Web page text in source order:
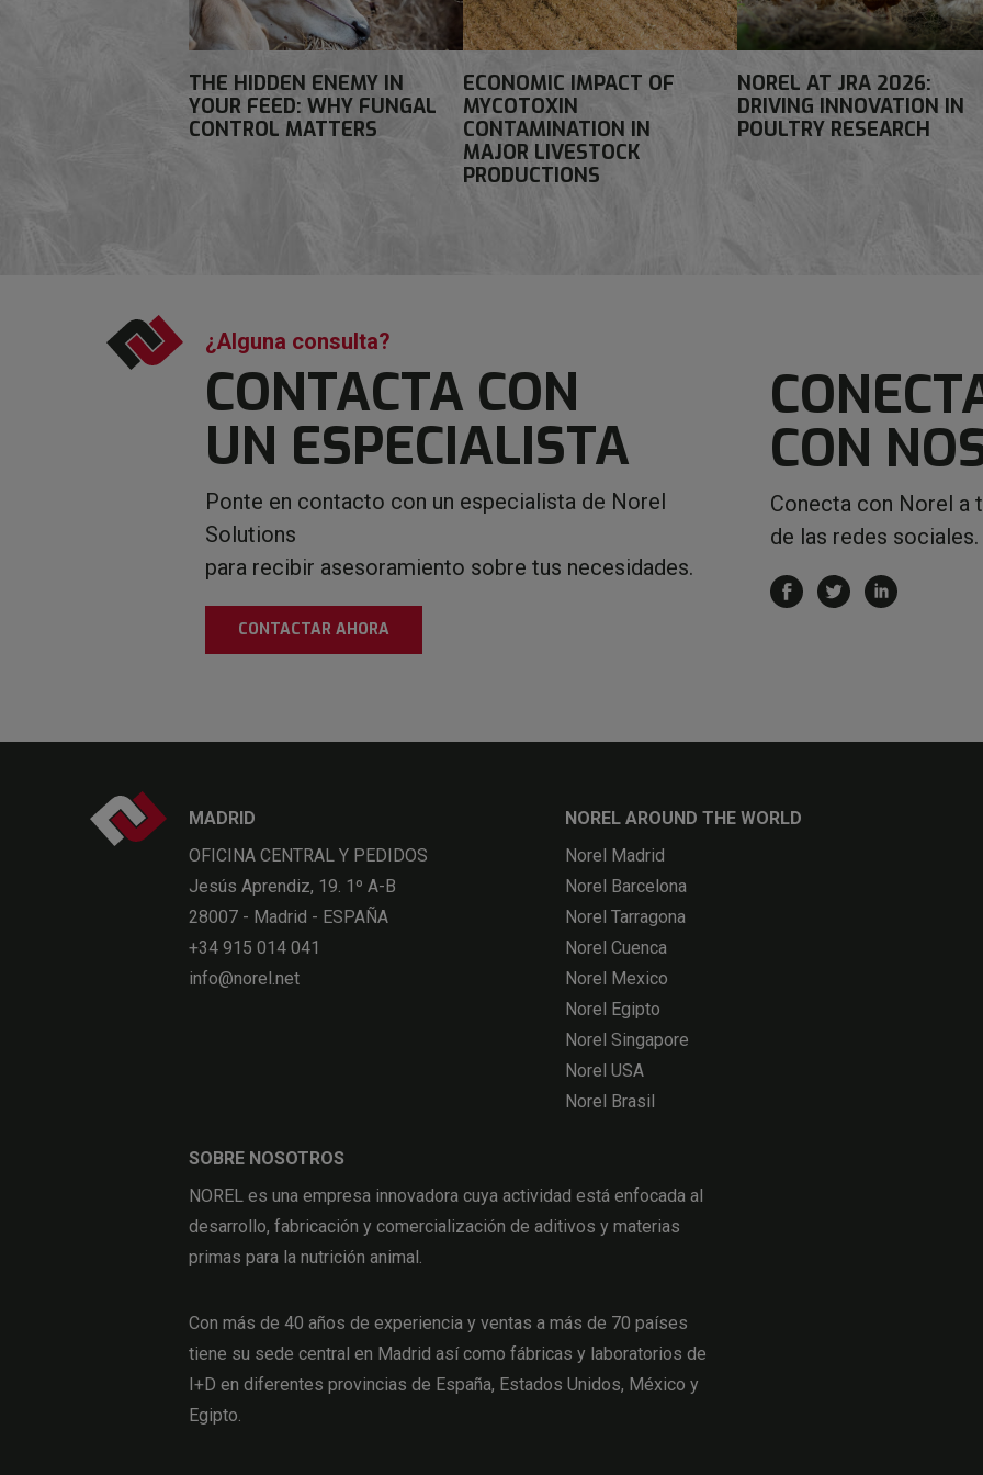
THE HIDDEN ENEMY IN
YOUR FEED: WHY FUNGAL
CONTROL MATTERS
ECONOMIC IMPACT OF
MYCOTOXIN
CONTAMINATION IN
MAJOR LIVESTOCK
PRODUCTIONS
NOREL AT JRA 2026:
DRIVING INNOVATION IN
POULTRY RESEARCH
¿Alguna consulta?
CONTACTA CON
UN ESPECIALISTA
Ponte en contacto con un especialista de Norel
Solutions
para recibir asesoramiento sobre tus necesidades.
CONTACTAR AHORA
CON
Conecta con Norel a
de las redes sociales.
MADRID
OFICINA CENTRAL Y PEDIDOS
Jesús Aprendiz, 19. 1º A-B
28007 - Madrid - ESPAÑA
+34 915 014 041
info@norel.net
NOREL AROUND THE WORLD
Norel Madrid
Norel Barcelona
Norel Tarragona
Norel Cuenca
Norel Mexico
Norel Egipto
Norel Singapore
Norel USA
Norel Brasil
SOBRE NOSOTROS
NOREL es una empresa innovadora cuya actividad está enfocada al
desarrollo, fabricación y comercialización de aditivos y materias
primas para la nutrición animal.
Con más de 40 años de experiencia y ventas a más de 70 países
tiene su sede central en Madrid así como fábricas y laboratorios de
I+D en diferentes provincias de España, Estados Unidos, México y
Egipto.